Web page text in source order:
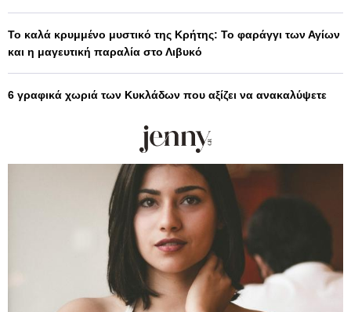
Το καλά κρυμμένο μυστικό της Κρήτης: Το φαράγγι των Αγίων
και η μαγευτική παραλία στο Λιβυκό
6 γραφικά χωριά των Κυκλάδων που αξίζει να ανακαλύψετε